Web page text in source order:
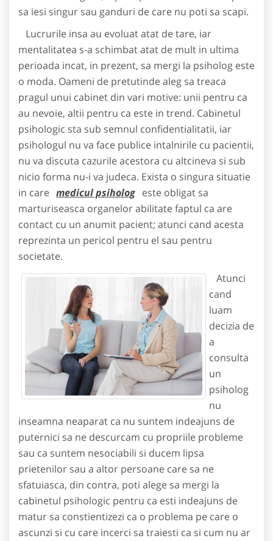
sa iesi singur sau ganduri de care nu poti sa scapi.
Lucrurile insa au evoluat atat de tare, iar
mentalitatea s-a schimbat atat de mult in ultima
perioada incat, in prezent, sa mergi la psiholog este
o moda. Oameni de pretutinde aleg sa treaca
pragul unui cabinet din vari motive: unii pentru ca
au nevoie, altii pentru ca este in trend. Cabinetul
psihologic sta sub semnul confidentialitatii, iar
psihologul nu va face publice intalnirile cu pacientii,
nu va discuta cazurile acestora cu altcineva si sub
nicio forma nu-i va judeca. Exista o singura situatie
in care medicul psiholog este obligat sa
marturiseasca organelor abilitate faptul ca are
contact cu un anumit pacient; atunci cand acesta
reprezinta un pericol pentru el sau pentru
societate.
Atunci
cand
luam
decizia de
a
consulta
un
psiholog
nu
inseamna neaparat ca nu suntem indeajuns de
puternici sa ne descurcam cu propriile probleme
sau ca suntem nesociabili si ducem lipsa
prietenilor sau a altor persoane care sa ne
sfatuiasca, din contra, poti alege sa mergi la
cabinetul psihologic pentru ca esti indeajuns de
matur sa constientizezi ca o problema pe care o
ascunzi si cu care incerci sa traiesti ca si cum nu ar